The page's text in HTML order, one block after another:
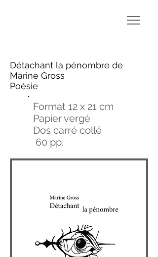
Détachant la pénombre de
Marine Gross
Poésie
Format 12 x 21 cm
Papier vergé
Dos carré collé
60 pp.